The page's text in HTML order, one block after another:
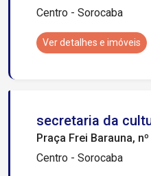
Centro - Sorocaba
Ver detalhes e imóveis
secretaria da
Praça Frei Barauna, nº
Centro - Sorocaba